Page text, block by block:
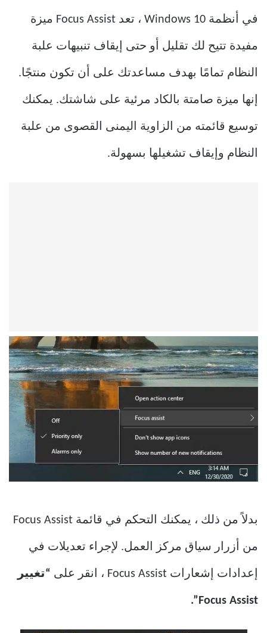
في أنظمة Windows 10 ، تعد Focus Assist ميزة
مفيدة تتيح لك تقليل أو حتى إيقاف تنبيهات علبة
النظام تمامًا بهدف مساعدتك على أن تكون منتجًا.
إنها ميزة صامتة بالكاد مرئية على شاشتك. يمكنك
توسيع قائمته من الزاوية اليمنى القصوى من علبة
النظام وإيقاف تشغيلها بسهولة.
بدلاً من ذلك ، يمكنك التحكم في قائمة Focus Assist
من أزرار سياق مركز العمل. لإجراء تعديلات في
إعدادات إشعارات Focus Assist ، انقر على “تغيير
Focus Assist”.